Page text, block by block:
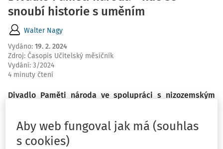
snoubí historie s uměním
Walter Nagy
Vydáno: 19. 2. 2024
Zdroj: Časopis Učitelský měsíčník
Vydání: 3/2024
4 minuty čtení
Divadlo Paměti národa ve spolupráci s nizozemským
šestou edici pravidelného divadelního cyklu „Paměť
jsme my“. Spolupráce s nizozemským divadlem probíhá
od roku 2019 a pražské inscenace se tak již tradičně
Aby web fungoval jak má (souhlas
s cookies)